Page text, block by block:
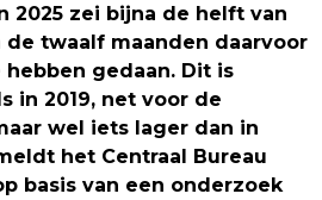
2025 zei bijna de helft van
de twaalf maanden daarvoor
gedaan. Dit is
in 2019, net voor de
wel iets lager dan in
het Centraal Bureau
basis van een onderzoek